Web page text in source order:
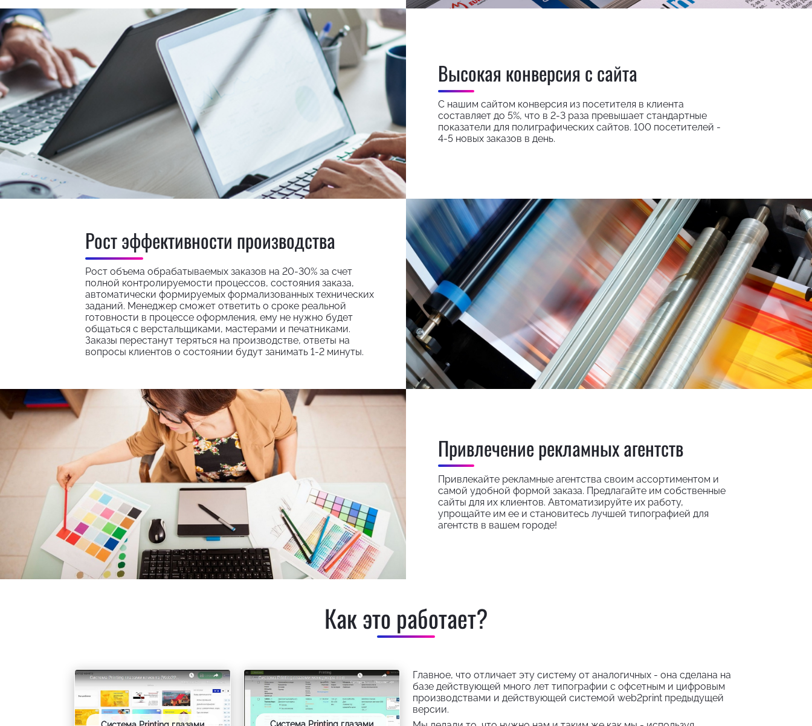
Высокая конверсия с сайта
С нашим сайтом конверсия из посетителя в клиента
составляет до 5%, что в 2-3 раза превышает стандартные
показатели для полиграфических сайтов. 100 посетителей -
4-5 новых заказов в день.
Рост эффективности производства
Рост объема обрабатываемых заказов на 20-30% за счет
полной контролируемости процессов, состояния заказа,
автоматически формируемых формализованных технических
заданий. Менеджер сможет ответить о сроке реальной
готовности в процессе оформления, ему не нужно будет
общаться с верстальщиками, мастерами и печатниками.
Заказы перестанут теряться на производстве, ответы на
вопросы клиентов о состоянии будут занимать 1-2 минуты.
Привлечение рекламных агентств
Привлекайте рекламные агентства своим ассортиментом и
самой удобной формой заказа. Предлагайте им собственные
сайты для их клиентов. Автоматизируйте их работу,
упрощайте им ее и становитесь лучшей типографией для
агентств в вашем городе!
Как это работает?
Главное, что отличает эту систему от аналогичных - она сделана на
базе действующей много лет типографии с офсетным и цифровым
производствами и действующей системой web2print предыдущей
версии.